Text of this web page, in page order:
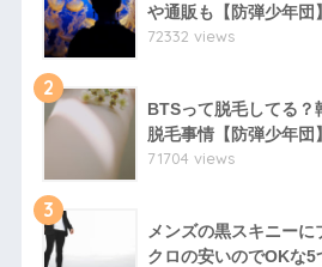
や通販も【防弾少年団】
72332 views
2
BTSって脱毛してる？
脱毛事情【防弾少年団】
71704 views
3
メンズの黒スキニー
クロの安いのでOKな5